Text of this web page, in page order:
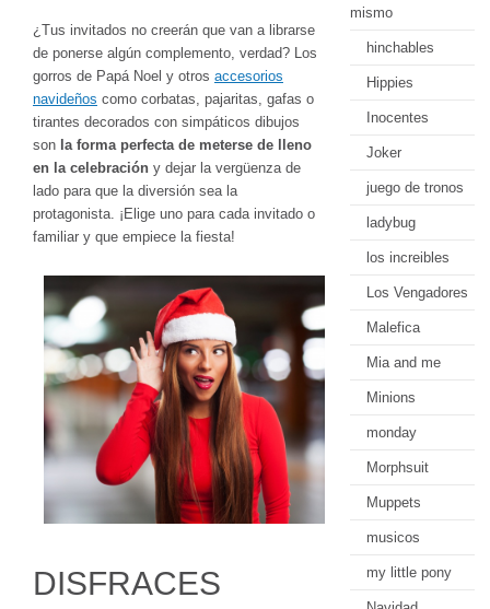
¿Tus invitados no creerán que van a librarse
de ponerse algún complemento, verdad? Los
gorros de Papá Noel y otros accesorios
navideños como corbatas, pajaritas, gafas o
tirantes decorados con simpáticos dibujos
son la forma perfecta de meterse de lleno
en la celebración y dejar la vergüenza de
lado para que la diversión sea la
protagonista. ¡Elige uno para cada invitado o
familiar y que empiece la fiesta!
DISFRACES
mismo
hinchables
Hippies
Inocentes
Joker
juego de tronos
ladybug
los increibles
Los Vengadores
Malefica
Mia and me
Minions
monday
Morphsuit
Muppets
musicos
my little pony